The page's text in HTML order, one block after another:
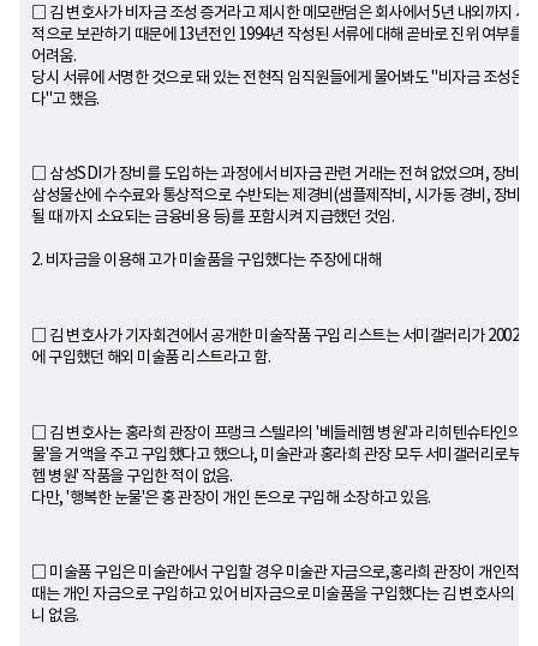
□ 김 변호사가 비자금 조성 증거라고 제시한 메모랜덤은 회사에서 5년 내외까지 서
적으로 보관하기 때문에 13년전인 1994년 작성된 서류에 대해 곧바로 진위 여부를
어려움.
당시 서류에 서명한 것으로 돼 있는 전현직 임직원들에게 물어봐도 "비자금 조성은
다"고 했음.
□ 삼성SDI가 장비를 도입하는 과정에서 비자금 관련 거래는 전혀 없었으며, 장비를
삼성물산에 수수료와 통상적으로 수반되는 제경비(샘플제작비, 시가동 경비, 장비
될 때 까지 소요되는 금융비용 등)를 포함시켜 지급했던 것임.
2. 비자금을 이용해 고가 미술품을 구입했다는 주장에 대해
□ 김 변호사가 기자회견에서 공개한 미술작품 구입 리스트는 서미갤러리가 2002
에 구입했던 해외 미술품 리스트라고 함.
□ 김 변호사는 홍라희 관장이 프랭크 스텔라의 '베들레헴 병원'과 리히텐슈타인의 '
물'을 거액을 주고 구입했다고 했으나, 미술관과 홍라희 관장 모두 서미갤러리로부
헴 병원' 작품을 구입한 적이 없음.
다만, '행복한 눈물'은 홍 관장이 개인 돈으로 구입해 소장하고 있음.
□ 미술품 구입은 미술관에서 구입할 경우 미술관 자금으로,홍라희 관장이 개인적으
때는 개인 자금으로 구입하고 있어 비자금으로 미술품을 구입했다는 김 변호사의 주
니 없음.